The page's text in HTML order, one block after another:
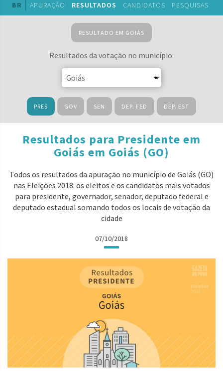
BR APURAÇÃO RESULTADOS CANDIDATOS PESQUISAS
RESULTADO EM GOIÁS
Resultados da votação no município:
PRES GOV SEN DEP. FED DEP. EST
Resultados para Presidente em
Goiás em Goiás (GO)
Todos os resultados da apuração no município de Goiás (GO)
nas Eleições 2018: os eleitos e os candidatos mais votados
para presidente, governador, senador, deputado federal e
deputado estadual somando todos os locais de votação da
cidade
07/10/2018